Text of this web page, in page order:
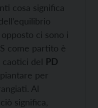
cosa significa
ci sono i
come partito è
del PD
per
Al
significa,